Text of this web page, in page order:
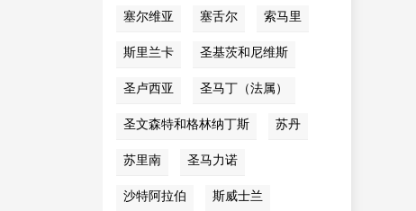
塞尔维亚 塞舌尔 索马里
斯里兰卡 圣基茨和尼维斯
圣卢西亚 圣马丁（法属）
圣文森特和格林纳丁斯 苏丹
苏里南 圣马力诺
沙特阿拉伯 斯威士兰